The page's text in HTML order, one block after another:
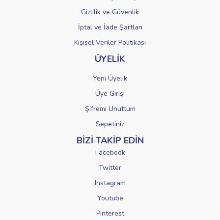
Gizlilik ve Güvenlik
İptal ve İade Şartları
Kişisel Veriler Politikası
ÜYELİK
Yeni Üyelik
Üye Girişi
Şifremi Unuttum
Sepetiniz
BİZİ TAKİP EDİN
Facebook
Twitter
Instagram
Youtube
Pinterest